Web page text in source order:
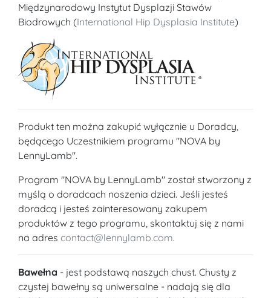
Międzynarodowy Instytut Dysplazji Stawów
Biodrowych (International Hip Dysplasia Institute)
Produkt ten można zakupić wyłącznie u Doradcy,
będącego Uczestnikiem programu "NOVA by
LennyLamb".
Program "NOVA by LennyLamb" został stworzony z
myślą o doradcach noszenia dzieci. Jeśli jesteś
doradcą i jesteś zainteresowany zakupem
produktów z tego programu, skontaktuj się z nami
na adres contact@lennylamb.com.
Bawełna - jest podstawą naszych chust. Chusty z
czystej bawełny są uniwersalne - nadają się dla